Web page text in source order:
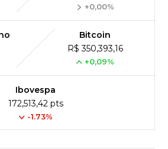
+0,00%
Bitcoin
R$ 350,393,16
+0,09%
Ibovespa
172,513,42 pts
-1.73%